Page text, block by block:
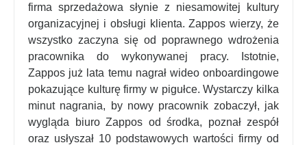
firma sprzedażowa słynie z niesamowitej kultury
organizacyjnej i obsługi klienta. Zappos wierzy, że
wszystko zaczyna się od poprawnego wdrożenia
pracownika do wykonywanej pracy. Istotnie,
Zappos już lata temu nagrał wideo onboardingowe
pokazujące kulturę firmy w pigułce. Wystarczy kilka
minut nagrania, by nowy pracownik zobaczył, jak
wygląda biuro Zappos od środka, poznał zespół
oraz usłyszał 10 podstawowych wartości firmy od